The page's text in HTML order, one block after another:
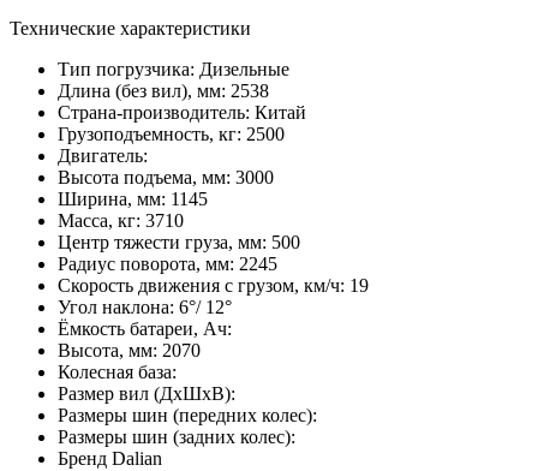
Технические характеристики
Тип погрузчика: Дизельные
Длина (без вил), мм: 2538
Страна-производитель: Китай
Грузоподъемность, кг: 2500
Двигатель:
Высота подъема, мм: 3000
Ширина, мм: 1145
Масса, кг: 3710
Центр тяжести груза, мм: 500
Радиус поворота, мм: 2245
Скорость движения с грузом, км/ч: 19
Угол наклона: 6°/ 12°
Ёмкость батареи, Ач:
Высота, мм: 2070
Колесная база:
Размер вил (ДхШхВ):
Размеры шин (передних колес):
Размеры шин (задних колес):
Бренд Dalian